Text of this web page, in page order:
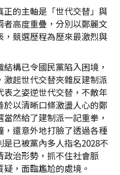
正的主軸是「世代交替」與
者高度重疊，分別以鄭麗文
競選歷程為歷來最激烈與
構已令國民黨陷入困境，
起世代交替夾雜反建制派
之姿逆世代交替，不敵年
以清晰口條激盪人心的鄭
然給了建制派一記重拳，
還意外地打臉了透過各種
已被黨內多人指名2028不
治形勢，抓不住社會脈
，面臨尷尬的處境。